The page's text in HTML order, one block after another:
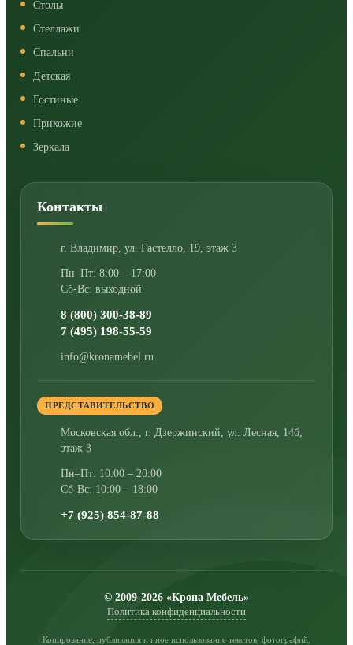
Столы
Стеллажи
Спальни
Детская
Гостиные
Прихожие
Зеркала
Контакты
г. Владимир, ул. Гастелло, 19, этаж 3
Пн–Пт: 8:00 – 17:00
Сб-Вс: выходной
8 (800) 300-38-89
7 (495) 198-55-59
info@kronamebel.ru
ПРЕДСТАВИТЕЛЬСТВО
Московская обл., г. Дзержинский, ул. Лесная, 14б,
этаж 3
Пн–Пт: 10:00 – 20:00
Сб-Вс: 10:00 – 18:00
+7 (925) 854-87-88
© 2009-2026 «Крона Мебель»
Политика конфиденциальности
Копирование, публикация и иное использование текстов, фотографий,